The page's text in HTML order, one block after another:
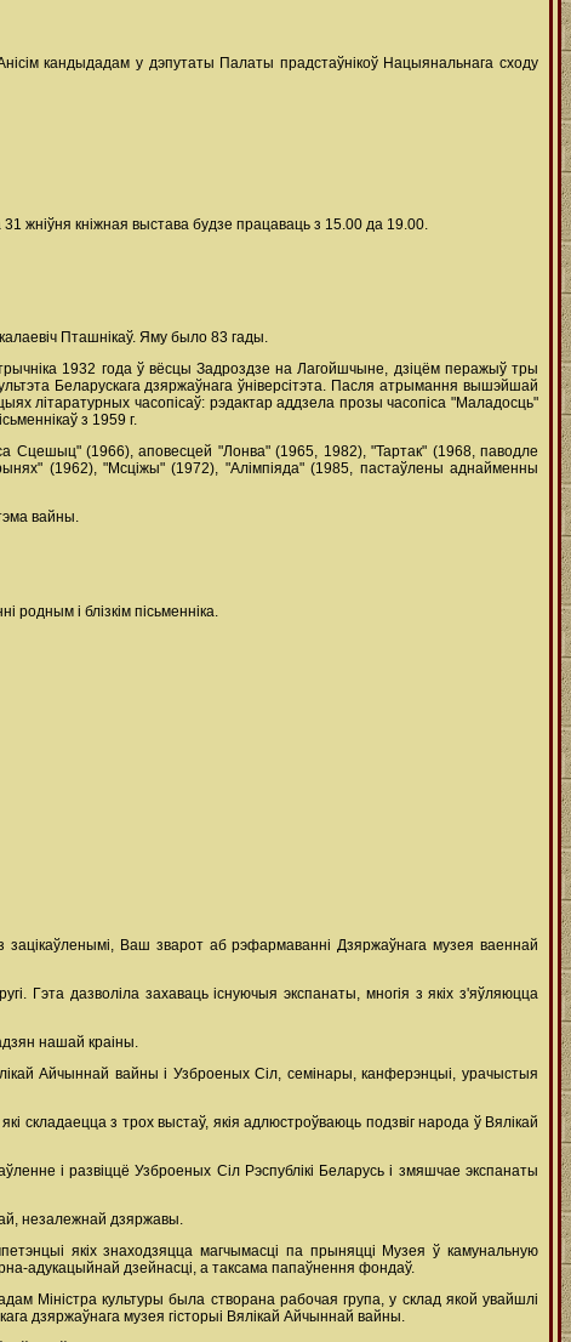
кандыдадам у дэпутаты Палаты прадстаўнікоў Нацыянальнага сходу
жніўня кніжная выстава будзе працаваць з 15.00 да 19.00.
Пташнікаў. Яму было 83 гады.
1932 года ў вёсцы Задроздзе на Лагойшчыне, дзіцём перажыў тры
Беларускага дзяржаўнага ўніверсітэта. Пасля атрымання вышэйшай
літаратурных часопісаў: рэдактар аддзела прозы часопіса "Маладосць"
з 1959 г.
Сцешыц" (1966), аповесцей "Лонва" (1965, 1982), "Тартак" (1968, паводле
(1962), "Мсціжы" (1972), "Алімпіяда" (1985, пастаўлены аднайменны
вайны.
родным і блізкім пісьменніка.
зацікаўленымі, Ваш зварот аб рэфармаванні Дзяржаўнага музея ваеннай
Гэта дазволіла захаваць існуючыя экспанаты, многія з якіх з'яўляюцца
нашай краіны.
Айчыннай вайны і Узброеных Сіл, семінары, канферэнцыі, урачыстыя
складаецца з трох выстаў, якія адлюстроўваюць подзвіг народа ў Вялікай
і развіццё Узброеных Сіл Рэспублікі Беларусь і змяшчае экспанаты
незалежнай дзяржавы.
якіх знаходзяцца магчымасці па прыняцці Музея ў камунальную
адукацыйнай дзейнасці, а таксама папаўнення фондаў.
Міністра культуры была створана рабочая група, у склад якой увайшлі
дзяржаўнага музея гісторыі Вялікай Айчыннай вайны.